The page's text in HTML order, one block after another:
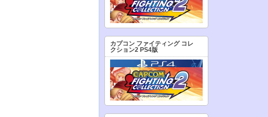
カプコン ファイティング コレ
クション2 PS4版